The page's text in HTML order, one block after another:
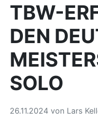
TBW-
DEN
SOLO
26.11.2024 von Lars